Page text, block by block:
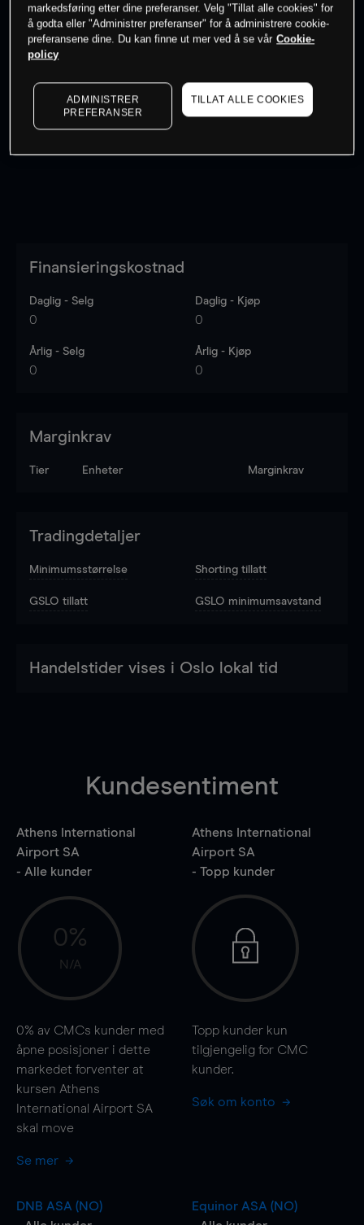
Søk om konto
Log in
Finansieringskostnad
Daglig - Selg
0
Daglig - Kjøp
0
Årlig - Selg
0
Årlig - Kjøp
0
Marginkrav
Tier Enheter Marginkrav
Tradingdetaljer
Minimumsstørrelse Shorting tillatt
GSLO tillatt GSLO minimumsavstand
Handelstider vises i Oslo lokal tid
Kundesentiment
Athens International
Airport SA
- Alle kunder
0%
N/A
0% av CMCs kunder med
åpne posisjoner i dette
markedet forventer at
kursen Athens
International Airport SA
skal move
Se mer
Athens International
Airport SA
- Topp kunder
Topp kunder kun
tilgjengelig for CMC
kunder.
Søk om konto
DNB ASA (NO)
Equinor ASA (NO)
markedsføring etter dine preferanser. Velg "Tillat alle cookies" for
å godta eller "Administrer preferanser" for å administrere cookie-
preferansene dine. Du kan finne ut mer ved å se vår Cookie-
policy
ADMINISTRER
PREFERANSER
TILLAT ALLE COOKIES